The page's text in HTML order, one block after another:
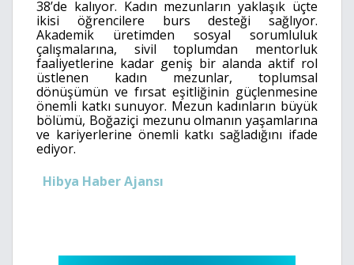
38’de kalıyor. Kadın mezunların yaklaşık üçte
ikisi öğrencilere burs desteği sağlıyor.
Akademik üretimden sosyal sorumluluk
çalışmalarına, sivil toplumdan mentorluk
faaliyetlerine kadar geniş bir alanda aktif rol
üstlenen kadın mezunlar, toplumsal
dönüşümün ve fırsat eşitliğinin güçlenmesine
önemli katkı sunuyor. Mezun kadınların büyük
bölümü, Boğaziçi mezunu olmanın yaşamlarına
ve kariyerlerine önemli katkı sağladığını ifade
ediyor.
Hibya Haber Ajansı